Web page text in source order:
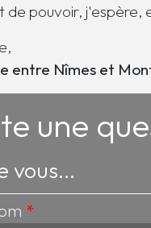
pouvoir, j'espère,
entre Nîmes et
une
vous...
*